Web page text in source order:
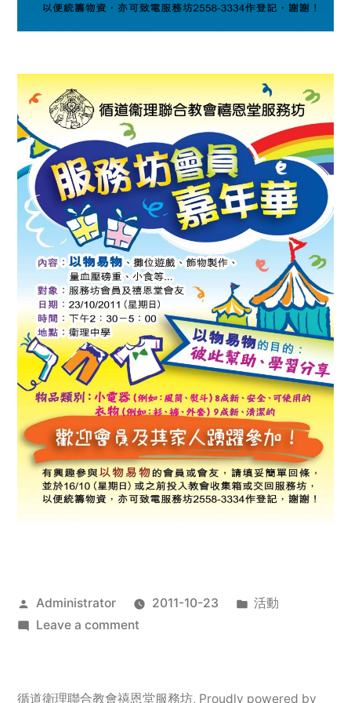
Posted
by
Administrator 2011-10-23
Posted
活動
Leave a commenton
服
循道衛理聯合教會禧恩堂服務坊, Proudly powered by